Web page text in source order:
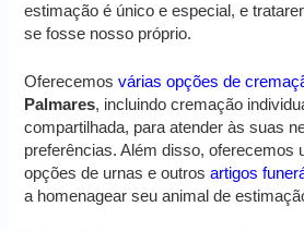
estimação é único e especial, e
se fosse nosso próprio.
Oferecemosvárias opções de
Palmares, incluindo cremação
compartilhada, para atender às suas
preferências. Além disso, oferecemos
opções de urnas e outrosartigos
a homenagear seu animal de